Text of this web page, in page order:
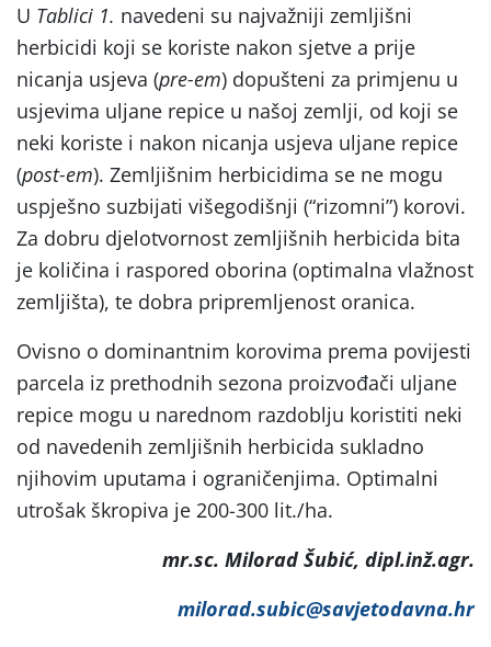
U Tablici 1. navedeni su najvažniji zemljišni
herbicidi koji se koriste nakon sjetve a prije
nicanja usjeva (pre-em) dopušteni za primjenu u
usjevima uljane repice u našoj zemlji, od koji se
neki koriste i nakon nicanja usjeva uljane repice
(post-em). Zemljišnim herbicidima se ne mogu
uspješno suzbijati višegodišnji (“rizomni”) korovi.
Za dobru djelotvornost zemljišnih herbicida bita
je količina i raspored oborina (optimalna vlažnost
zemljišta), te dobra pripremljenost oranica.
Ovisno o dominantnim korovima prema povijesti
parcela iz prethodnih sezona proizvođači uljane
repice mogu u narednom razdoblju koristiti neki
od navedenih zemljišnih herbicida sukladno
njihovim uputama i ograničenjima. Optimalni
utrošak škropiva je 200-300 lit./ha.
mr.sc. Milorad Šubić, dipl.inž.agr.
milorad.subic@savjetodavna.hr